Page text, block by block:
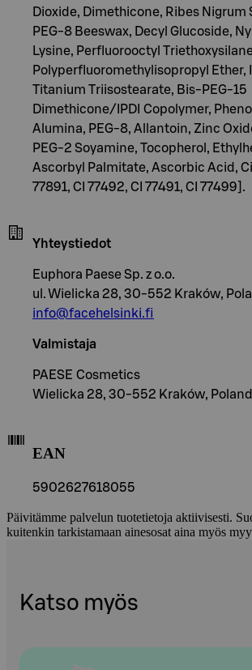
Dioxide, Dimethicone, Ribes Nigrum
PEG-8 Beeswax, Decyl Glucoside,
Lysine, Perfluorooctyl
Polyperfluoromethylisopropyl Ether,
Titanium Triisostearate, Bis-PEG-15
Dimethicone/IPDI Copolymer,
Alumina, PEG-8, Allantoin, Zinc
PEG-2 Soyamine, Tocopherol,
Ascorbyl Palmitate, Ascorbic Acid,
77891, CI 77492, CI 77491, CI 77499].
Yhteystiedot
Euphora Paese Sp. z o.o.
ul. Wielicka 28, 30-552 Kraków,
info@facehelsinki.fi
Valmistaja
PAESE Cosmetics
Wielicka 28, 30-552 Kraków, Poland
EAN
5902627618055
Päivitämme palvelun tuotetietoja aktiivisesti.
kuitenkin tarkistamaan ainesosat aina myös
Katso myös